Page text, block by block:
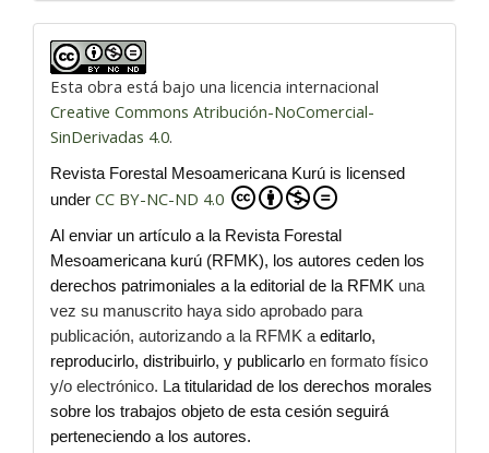
Esta obra está bajo una licencia internacional
Creative Commons Atribución-NoComercial-
SinDerivadas 4.0.
Revista Forestal Mesoamericana Kurú is licensed
under CC BY-NC-ND 4.0
Al enviar un artículo a la Revista Forestal
Mesoamericana kurú (RFMK), los autores ceden los
derechos patrimoniales a la editorial de la RFMK una
vez su manuscrito haya sido aprobado para
publicación, autorizando a la RFMK a editarlo,
reproducirlo, distribuirlo, y publicarlo en formato físico
y/o electrónico. La titularidad de los derechos morales
sobre los trabajos objeto de esta cesión seguirá
perteneciendo a los autores.